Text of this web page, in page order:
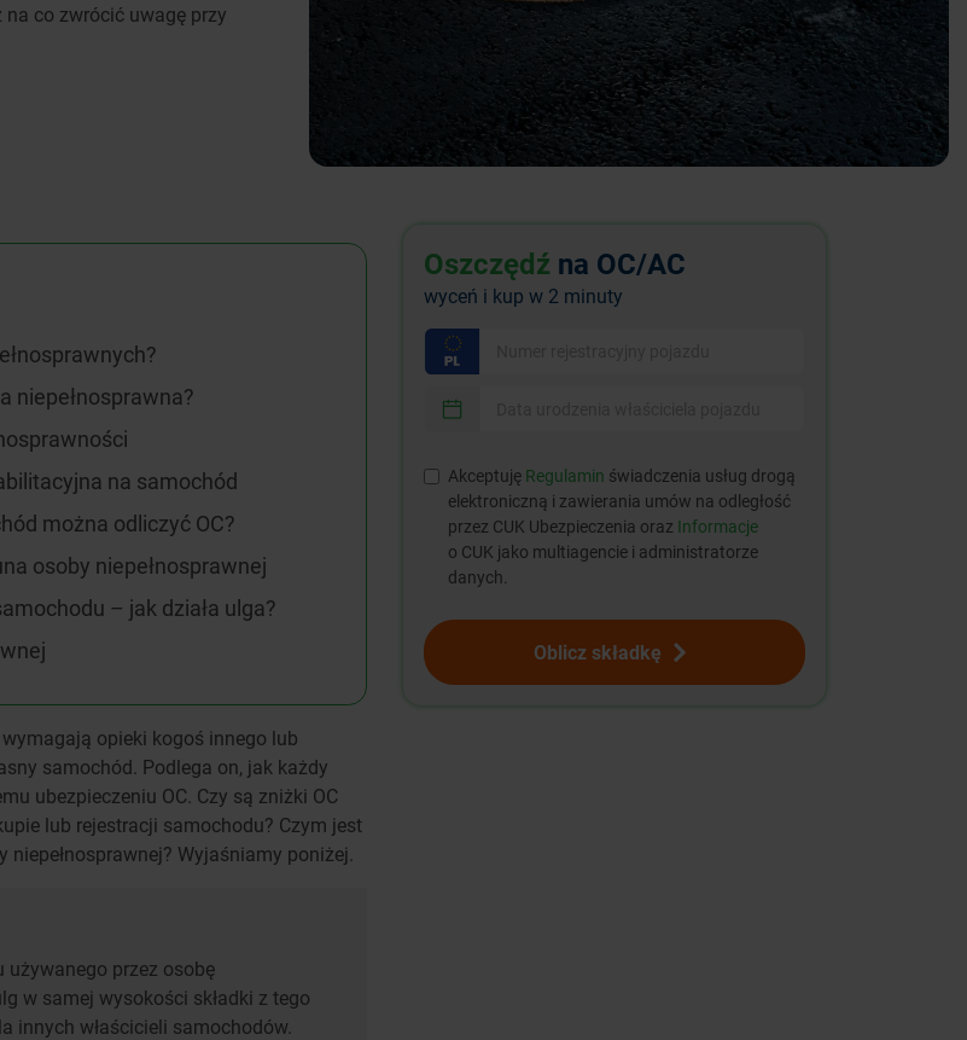
na co zwrócić uwagę przy
niepełnosprawna?
na samochód
można odliczyć OC?
osoby niepełnosprawnej
– jak działa ulga?
opieki kogoś innego lub
samochód. Podlega on, jak każdy
ubezpieczeniu OC. Czy są zniżki OC
lub rejestracji samochodu? Czym jest
Wyjaśniamy poniżej.
używanego przez osobę
w samej wysokości składki z tego
innych właścicieli samochodów.
Oszczędź na OC/AC
wyceń i kup w 2 minuty
Akceptuję Regulamin świadczenia usług drogą
elektroniczną i zawierania umów na odległość
przez CUK Ubezpieczenia oraz Informacje
o CUK jako multiagencie i administratorze
danych.
Oblicz składkę